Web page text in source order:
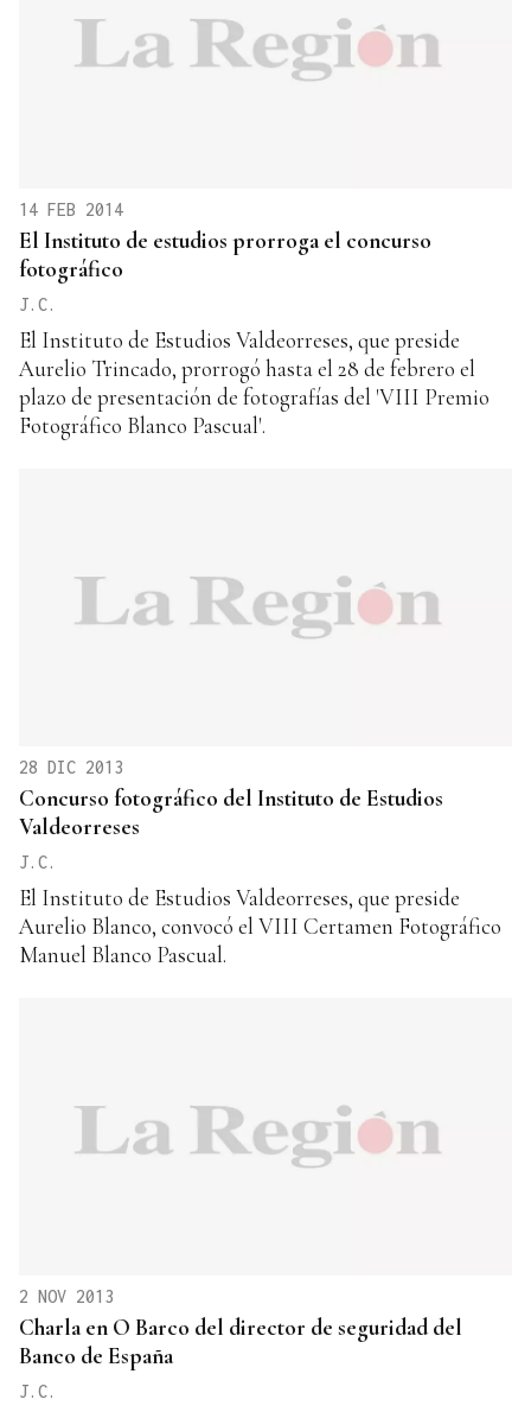
14 FEB 2014
El Instituto de estudios prorroga el concurso
fotográfico
J.C.
El Instituto de Estudios Valdeorreses, que preside
Aurelio Trincado, prorrogó hasta el 28 de febrero el
plazo de presentación de fotografías del 'VIII Premio
Fotográfico Blanco Pascual'.
28 DIC 2013
Concurso fotográfico del Instituto de Estudios
Valdeorreses
J.C.
El Instituto de Estudios Valdeorreses, que preside
Aurelio Blanco, convocó el VIII Certamen Fotográfico
Manuel Blanco Pascual.
2 NOV 2013
Charla en O Barco del director de seguridad del
Banco de España
J.C.